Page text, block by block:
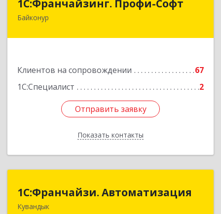
1С:Франчайзинг. Профи-Софт
Байконур
Клиентов на сопровождении
67
1С:Специалист
2
Отправить заявку
Показать контакты
468320, Байконур г, Ленина ул, дом № 10,
Отправить заявку
Назад
1С:Франчайзи. Автоматизация
Кувандык
1С:Франчайзи. Автоматизация
462220, Оренбургская обл, Кувандыкский р-н,